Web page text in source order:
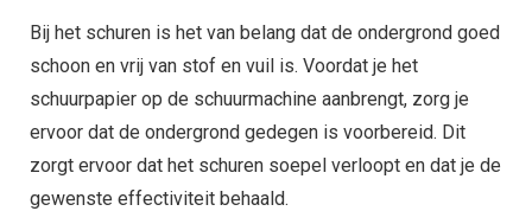
Bij het schuren is het van belang dat de ondergrond goed
schoon en vrij van stof en vuil is. Voordat je het
schuurpapier op de schuurmachine aanbrengt, zorg je
ervoor dat de ondergrond gedegen is voorbereid. Dit
zorgt ervoor dat het schuren soepel verloopt en dat je de
gewenste effectiviteit behaald.